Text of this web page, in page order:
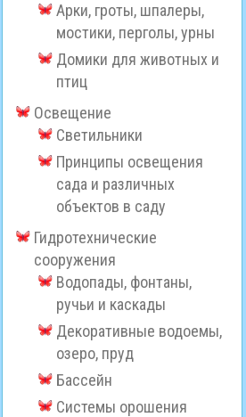
Арки, гроты, шпалеры,
мостики, перголы, урны
Домики для животных и
птиц
Освещение
Светильники
Принципы освещения
сада и различных
объектов в саду
Гидротехнические
сооружения
Водопады, фонтаны,
ручьи и каскады
Декоративные водоемы,
озеро, пруд
Бассейн
Системы орошения